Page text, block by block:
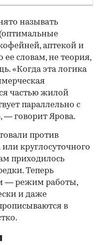
называть
аптекой и
ее словам, не теория,
«Когда эта логика
частью жилой
параллельно с
— говорит Ярова.
против
круглосуточного
приходилось
Теперь
— режим работы,
и даже
в